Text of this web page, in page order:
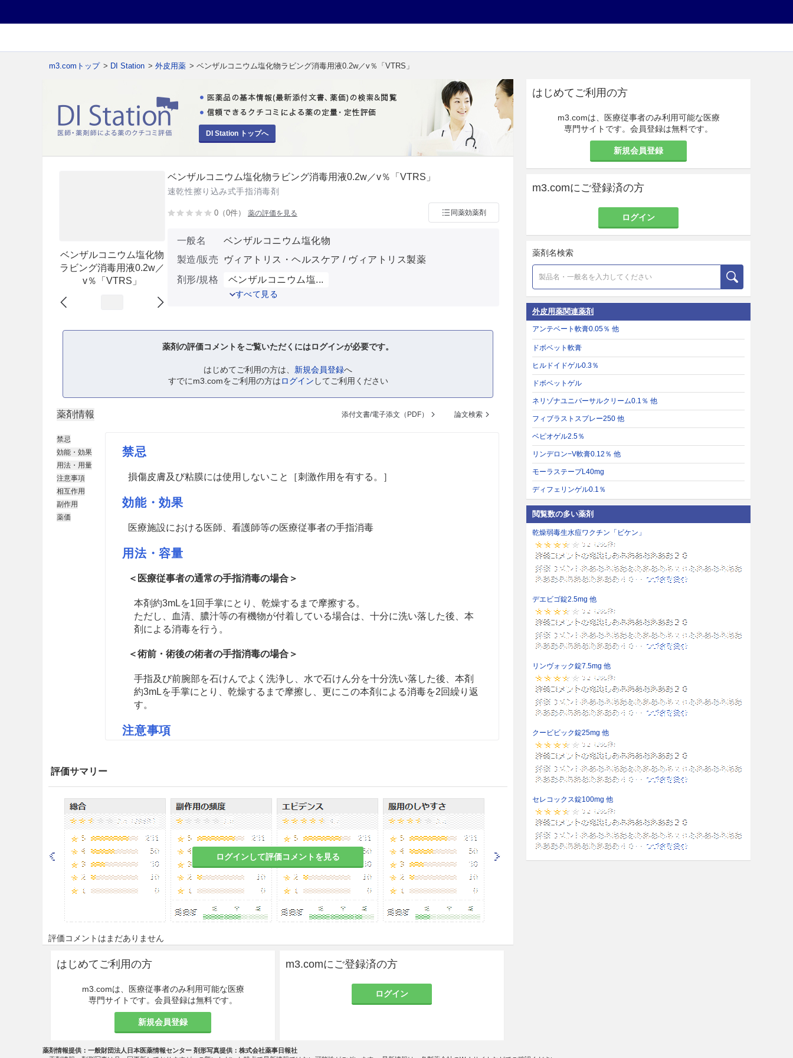
m3.comトップ > DI Station > 外皮用薬 > ベンザルコニウム塩化物ラビング消毒用液0.2w／v％「VTRS」
DI Station トップへ
ベンザルコニウム塩化物
ラビング消毒用液0.2w／
v％「VTRS」
ベンザルコニウム塩化物ラビング消毒用液0.2w／v％「VTRS」
速乾性擦り込み式手指消毒剤
0（0件） 薬の評価を見る 同薬効薬剤
一般名
ベンザルコニウム塩化物
製造/販売
ヴィアトリス・ヘルスケア / ヴィアトリス製薬
剤形/規格
ベンザルコニウム塩...
すべて見る
薬剤の評価コメントをご覧いただくにはログインが必要です。
はじめてご利用の方は、 新規会員登録へ
すでにm3.comをご利用の方はログイン してご利用ください
薬剤情報 添付文書/電子添文（PDF） 論文検索
禁忌
効能・効果
用法・用量
注意事項
相互作用
副作用
薬価
禁忌
損傷皮膚及び粘膜には使用しないこと［刺激作用を有する。］
効能・効果
医療施設における医師、看護師等の医療従事者の手指消毒
用法・容量
＜医療従事者の通常の手指消毒の場合＞
本剤約3mLを1回手掌にとり、乾燥するまで摩擦する。
ただし、血清、膿汁等の有機物が付着している場合は、十分に洗い落した後、本
剤による消毒を行う。
＜術前・術後の術者の手指消毒の場合＞
手指及び前腕部を石けんでよく洗浄し、水で石けん分を十分洗い落した後、本剤
約3mLを手掌にとり、乾燥するまで摩擦し、更にこの本剤による消毒を2回繰り返
す。
注意事項
14.1.1手指消毒以外の目的には使用しないこと。
14.1.2 本剤は希釈せず、原液のまま使用すること。
14.1.3 眼に入らないよう注意すること。入った場合には水でよく洗い流すこと。
14.1.4 反復使用した場合には脱脂等による皮膚荒れを起こすことがあるので注意
すること。
血清、膿汁等の有機性物質は殺菌作用を減弱させるので、これらが付着し
分に洗い落としてから使用すること。
14.1.7引火性があり、爆発の危険性もあるため、火気には十分注意すること。
14.1.8本剤で消毒した手指で2.5kg以下の低出生体重児を取扱う場合、低出生体
重児の皮膚がかぶれることがあるので十分注意すること。
取扱上の注意
評価サマリー
ログインして評価コメントを見る
評価コメントはまだありません
はじめてご利用の方
m3.comは、医療従事者のみ利用可能な医療
専門サイトです。会員登録は無料です。
新規会員登録
m3.comにご登録済の方
ログイン
はじめてご利用の方
m3.comは、医療従事者のみ利用可能な医療
専門サイトです。会員登録は無料です。
新規会員登録
m3.comにご登録済の方
ログイン
薬剤名検索
外皮用薬関連薬剤
アンテベート軟膏0.05％ 他
ドボベット軟膏
ヒルドイドゲル0.3％
ドボベットゲル
ネリゾナユニバーサルクリーム0.1％ 他
フィブラストスプレー250 他
ベピオゲル2.5％
リンデロン−V軟膏0.12％ 他
モーラステープL40mg
ディフェリンゲル0.1％
閲覧数の多い薬剤
乾燥弱毒生水痘ワクチン「ビケン」
デエビゴ錠2.5mg 他
リンヴォック錠7.5mg 他
クービビック錠25mg 他
セレコックス錠100mg 他
薬剤情報提供：一般財団法人日本医薬情報センター 剤形写真提供：株式会社薬事日報社